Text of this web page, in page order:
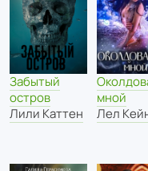
Забытый
остров
Лили Каттен
мной
Лел